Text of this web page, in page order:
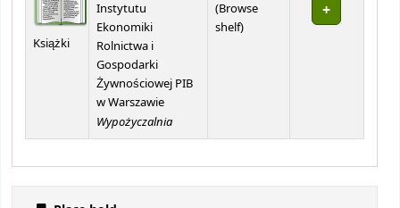
Książki
Instytutu
Ekonomiki
Rolnictwa i
Gospodarki
Żywnościowej PIB
w Warszawie
Wypożyczalnia
(Browse
shelf(Opens below)
)